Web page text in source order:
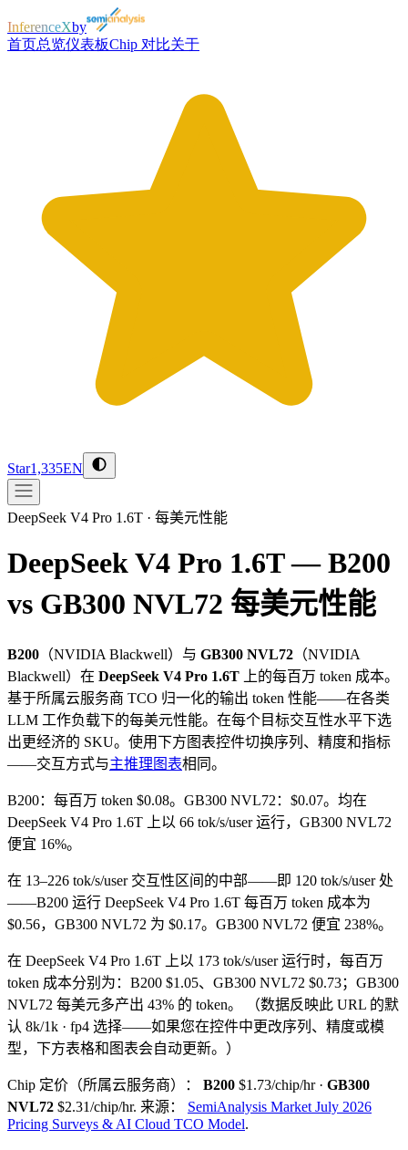
InferenceXby
首页总览仪表板Chip 对比关于
Star1,335EN
DeepSeek V4 Pro 1.6T · 每美元性能
DeepSeek V4 Pro 1.6T — B200
vs GB300 NVL72 每美元性能
B200 （NVIDIA Blackwell）与 GB300 NVL72 （NVIDIA
Blackwell）在 DeepSeek V4 Pro 1.6T 上的每百万 token 成本。
基于所属云服务商 TCO 归一化的输出 token 性能——在各类
LLM 工作负载下的每美元性能。在每个目标交互性水平下选
出更经济的 SKU。使用下方图表控件切换序列、精度和指标
——交互方式与主推理图表相同。
B200：每百万 token $0.08。GB300 NVL72：$0.07。均在
DeepSeek V4 Pro 1.6T 上以 66 tok/s/user 运行，GB300 NVL72
便宜 16%。
在 13–226 tok/s/user 交互性区间的中部——即 120 tok/s/user 处
——B200 运行 DeepSeek V4 Pro 1.6T 每百万 token 成本为
$0.56，GB300 NVL72 为 $0.17。GB300 NVL72 便宜 238%。
在 DeepSeek V4 Pro 1.6T 上以 173 tok/s/user 运行时，每百万
token 成本分别为：B200 $1.05、GB300 NVL72 $0.73；GB300
NVL72 每美元多产出 43% 的 token。
（数据反映此 URL 的默
认 8k/1k · fp4 选择——如果您在控件中更改序列、精度或模
型，下方表格和图表会自动更新。）
Chip 定价（所属云服务商）： B200 $1.73/chip/hr· GB300
NVL72 $2.31/chip/hr. 来源：
SemiAnalysis Market July 2026
Pricing Surveys & AI Cloud TCO Model.